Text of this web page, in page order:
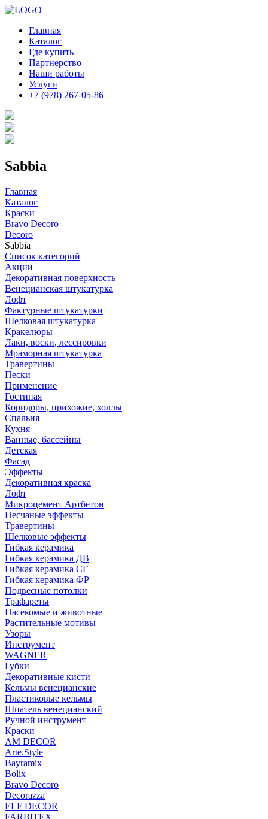
Главная
Каталог
Где купить
Партнерство
Наши работы
Услуги
+7 (978) 267-05-86
Sabbia
Главная
Каталог
Краски
Bravo Decoro
Decoro
Sabbia
Список категорий
Акции
Декоративная поверхность
Венецианская штукатурка
Лофт
Фактурные штукатурки
Шелковая штукатурка
Кракелюры
Лаки, воски, лессировки
Мраморная штукатурка
Травертины
Пески
Применение
Гостиная
Коридоры, прихожие, холлы
Спальня
Кухня
Ванные, бассейны
Детская
Фасад
Эффекты
Декоративная краска
Лофт
Микроцемент Артбетон
Песчаные эффекты
Травертины
Шелковые эффекты
Гибкая керамика
Гибкая керамика ДВ
Гибкая керамика СГ
Гибкая керамика ФР
Подвесные потолки
Трафареты
Насекомые и животные
Растительные мотивы
Узоры
Инструмент
WAGNER
Губки
Декоративные кисти
Кельмы венецианские
Пластиковые кельмы
Шпатель венецианский
Ручной инструмент
Краски
AM DECOR
Arte.Style
Bayramix
Bolix
Bravo Decoro
Decorazza
ELF DECOR
FARBITEX